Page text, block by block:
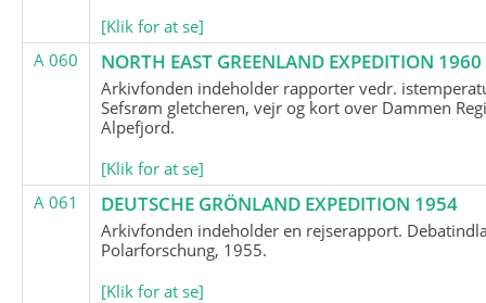
[Klik for at se]
A 060
NORTH EAST GREENLAND EXPEDITION 1960
Arkivfonden indeholder rapporter vedr.
Sefsrøm gletcheren, vejr og kort over Dammen
Alpefjord.
[Klik for at se]
A 061
DEUTSCHE GRÖNLAND EXPEDITION 1954
Arkivfonden indeholder en rejserapport.
Polarforschung, 1955.
[Klik for at se]